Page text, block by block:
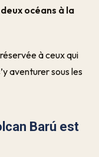
océans à la
à ceux qui
aventurer sous les
Barú est